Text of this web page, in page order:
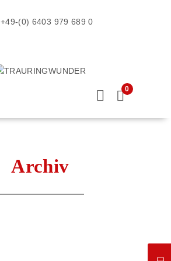
+49-(0) 6403 979 689 0
0
Archiv